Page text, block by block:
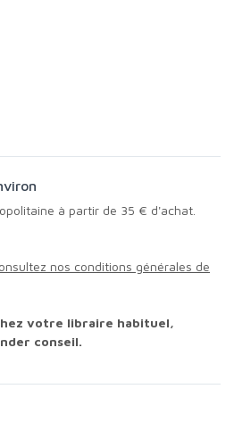
à partir de 35 € d'achat.
nos conditions générales de
conseil.